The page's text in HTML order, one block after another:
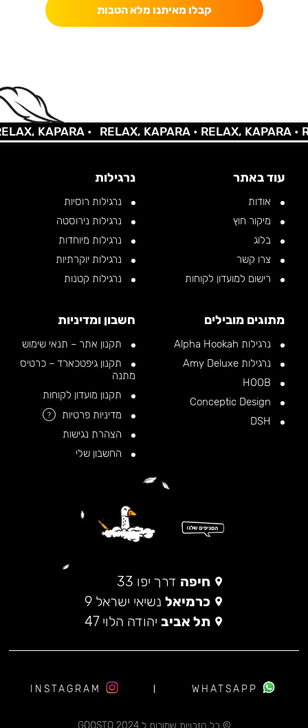
קבלו מאיתנו מלא הטבות
KAPARA • RELAX, KAPARA •RELAX, KAPARA •
עוד באתר
אודות
מיקור חוץ
בלוג
צרו קשר
רישום למועדון לקוחות
נרגילות
נרגילות רוסיות
נרגילות נירוסטה
נרגילות מיוחדות
נרגילות יוקרתיות
נרגילות קטנות
מתוגים מובילים
נרגילות Alpha Hookah
נרגילות Amy Deluxe
חשבון ומדיניות
תקנון אתר – תנאי שימוש
תקנון גיפטכארד – כרטיס
מתנה
תקנון מועדון לקוחות
מדיניות פרטיות
?
הצהרת נגישות
החשבון שלי
חיפה דרך יפו 33
כרמיאל נשיאי ישראל 9
תל אביב יהודה הלוי 47
© כל הזכויות שמורות ל 2024 GOOSTO
WHATSAPP
INSTAGRAM